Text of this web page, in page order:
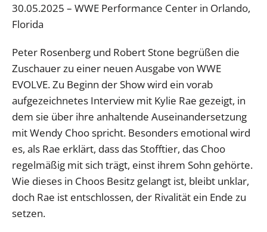
30.05.2025 – WWE Performance Center in Orlando,
Florida
Peter Rosenberg und Robert Stone begrüßen die
Zuschauer zu einer neuen Ausgabe von WWE
EVOLVE. Zu Beginn der Show wird ein vorab
aufgezeichnetes Interview mit Kylie Rae gezeigt, in
dem sie über ihre anhaltende Auseinandersetzung
mit Wendy Choo spricht. Besonders emotional wird
es, als Rae erklärt, dass das Stofftier, das Choo
regelmäßig mit sich trägt, einst ihrem Sohn gehörte.
Wie dieses in Choos Besitz gelangt ist, bleibt unklar,
doch Rae ist entschlossen, der Rivalität ein Ende zu
setzen.